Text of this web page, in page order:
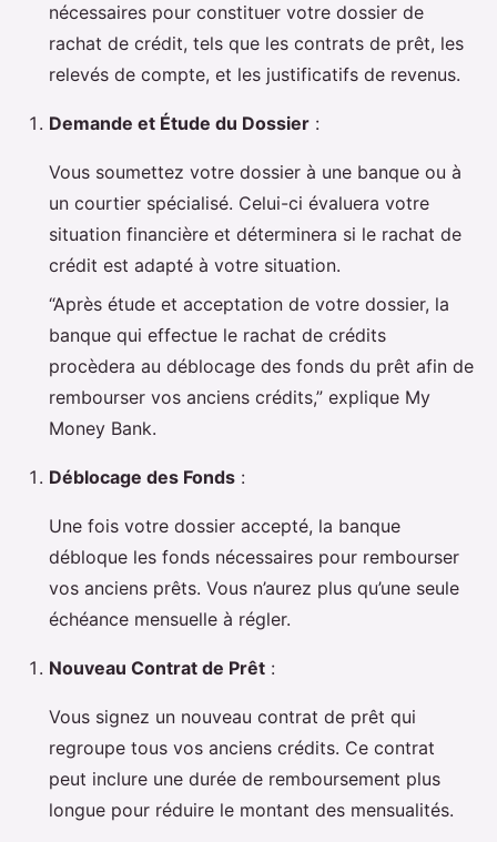
nécessaires pour constituer votre dossier de
rachat de crédit, tels que les contrats de prêt, les
relevés de compte, et les justificatifs de revenus.
Demande et Étude du Dossier :
Vous soumettez votre dossier à une banque ou à
un courtier spécialisé. Celui-ci évaluera votre
situation financière et déterminera si le rachat de
crédit est adapté à votre situation.
“Après étude et acceptation de votre dossier, la
banque qui effectue le rachat de crédits
procèdera au déblocage des fonds du prêt afin de
rembourser vos anciens crédits,” explique My
Money Bank.
Déblocage des Fonds :
Une fois votre dossier accepté, la banque
débloque les fonds nécessaires pour rembourser
vos anciens prêts. Vous n’aurez plus qu’une seule
échéance mensuelle à régler.
Nouveau Contrat de Prêt :
Vous signez un nouveau contrat de prêt qui
regroupe tous vos anciens crédits. Ce contrat
peut inclure une durée de remboursement plus
longue pour réduire le montant des mensualités.